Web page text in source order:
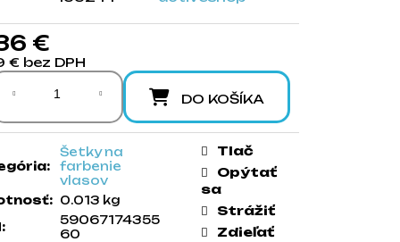
€
€ bez DPH
cena:
DO KOŠÍKA
:
Šetky na
farbenie
vlasov
: 0.013 kg
:
59067174355
60
Tlač
Opýtať
sa
Strážiť
Zdieľať